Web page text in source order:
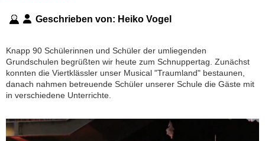
Geschrieben von: Heiko Vogel
Knapp 90 Schülerinnen und Schüler der umliegenden
Grundschulen begrüßten wir heute zum Schnuppertag. Zunächst
konnten die Viertklässler unser Musical "Traumland" bestaunen,
danach nahmen betreuende Schüler unserer Schule die Gäste mit
in verschiedene Unterrichte.